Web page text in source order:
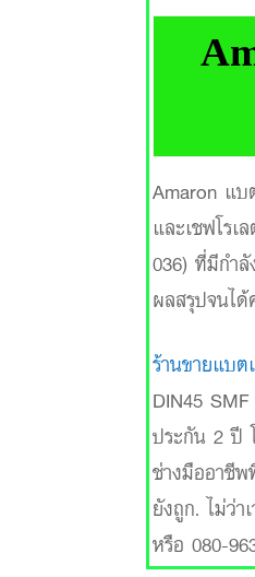
Amaron แบ
และเชฟโร
036) ที่มีกำ
ผลสรุปจนไ
ร้านขายแบต
DIN45
ประกัน 2 ปี
ช่างมืออาชี
ยังถูก. ไม่ว่
หรือ 080-